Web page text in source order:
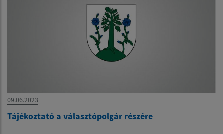
09.06.2023
Tájékoztató a választópolgár részére